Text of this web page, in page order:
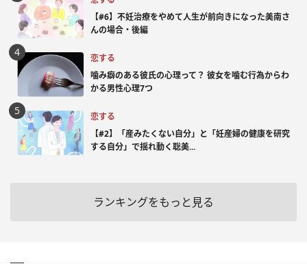
【#6】不妊治療をやめて人生が前向きになった美南さ
んの場合・後編
恋する
噛み癖のある彼氏の心理って？ 彼女を噛む行為からわ
かる男性心理7つ
恋する
【#2】「産みたくない自分」と「妊産婦の健康を研究
する自分」で揺れ動く聡美...
ランキングをもっと見る